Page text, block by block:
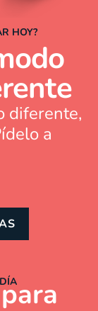
HOY?
diferente,
a